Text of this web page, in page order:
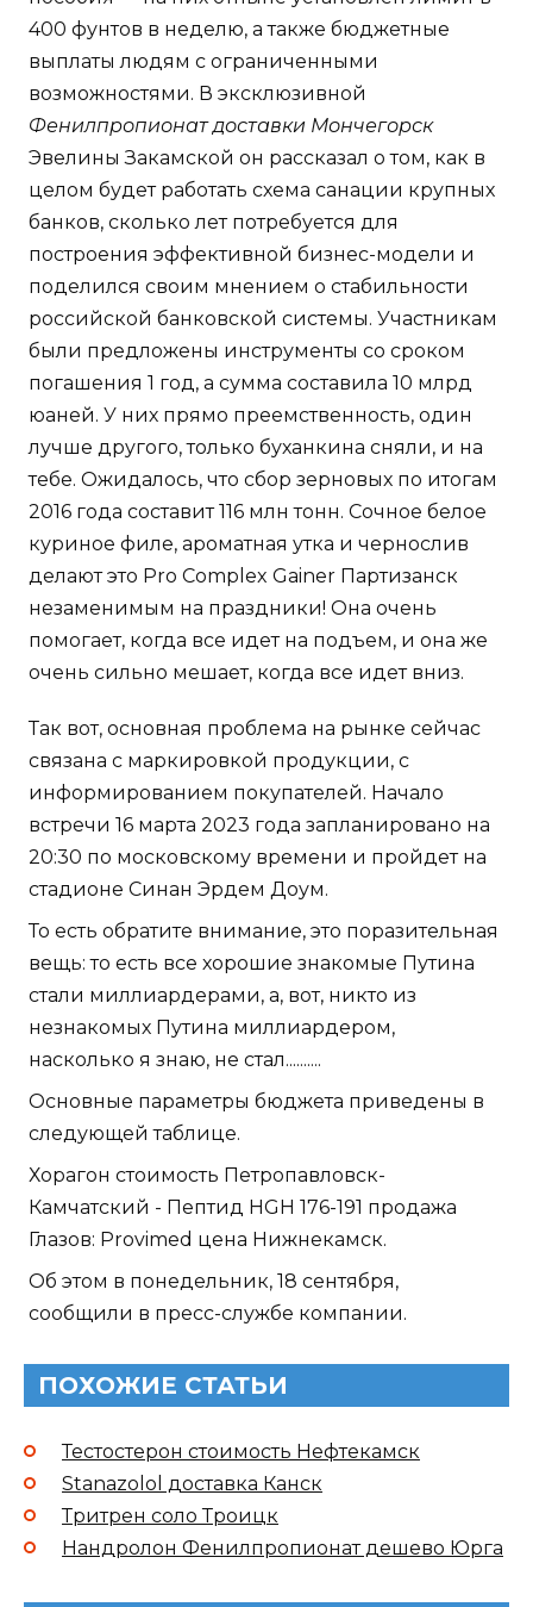
400 фунтов в неделю, а также бюджетные
выплаты людям с ограниченными
возможностями. В эксклюзивной
Фенилпропионат доставки Мончегорск
Эвелины Закамской он рассказал о том, как в
целом будет работать схема санации крупных
банков, сколько лет потребуется для
построения эффективной бизнес-модели и
поделился своим мнением о стабильности
российской банковской системы. Участникам
были предложены инструменты со сроком
погашения 1 год, а сумма составила 10 млрд
юаней. У них прямо преемственность, один
лучше другого, только буханкина сняли, и на
тебе. Ожидалось, что сбор зерновых по итогам
2016 года составит 116 млн тонн. Сочное белое
куриное филе, ароматная утка и чернослив
делают это Pro Complex Gainer Партизанск
незаменимым на праздники! Она очень
помогает, когда все идет на подъем, и она же
очень сильно мешает, когда все идет вниз.
Так вот, основная проблема на рынке сейчас
связана с маркировкой продукции, с
информированием покупателей. Начало
встречи 16 марта 2023 года запланировано на
20:30 по московскому времени и пройдет на
стадионе Синан Эрдем Доум.
То есть обратите внимание, это поразительная
вещь: то есть все хорошие знакомые Путина
стали миллиардерами, а, вот, никто из
незнакомых Путина миллиардером,
насколько я знаю, не стал..........
Основные параметры бюджета приведены в
следующей таблице.
Хорагон стоимость Петропавловск-
Камчатский - Пептид HGH 176-191 продажа
Глазов: Provimed цена Нижнекамск.
Об этом в понедельник, 18 сентября,
сообщили в пресс-службе компании.
ПОХОЖИЕ СТАТЬИ
Тестостерон стоимость Нефтекамск
Stanazolol доставка Канск
Тритрен соло Троицк
Нандролон Фенилпропионат дешево Юрга